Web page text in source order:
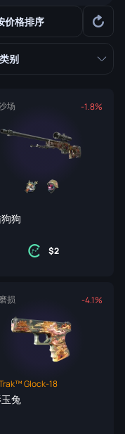
价格排序
别
场 -1.8%
狗
2
损 -4.1%
Glock-18
兔